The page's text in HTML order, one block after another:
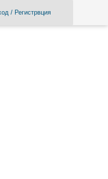
/ Регистрвция